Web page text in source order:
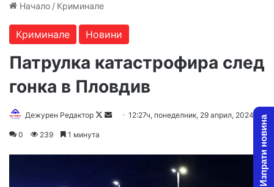
Начало / Криминале
Криминале Новини
Патрулка катастрофира след
гонка в Пловдив
Дежурен Редактор
Follow
Send12:27ч, понеделник, 29 април, 2024
0 239 1 минута Изпрати новина